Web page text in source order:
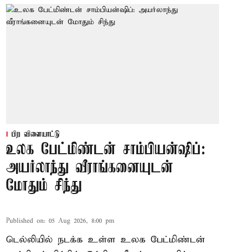
பிற விளையாட்டு
உலக பேட்மிண்டன் சாம்பியன்ஷிப்:
அயர்லாந்து வீராங்கனையுடன்
மோதும் சிந்து
Published on: 05 Aug 2026, 8:00 pm
டெல்லியில் நடக்க உள்ள உலக பேட்மிண்டன்